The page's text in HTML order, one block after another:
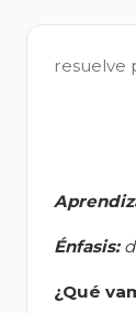
resuelve
Énfasis:d
¿Qué